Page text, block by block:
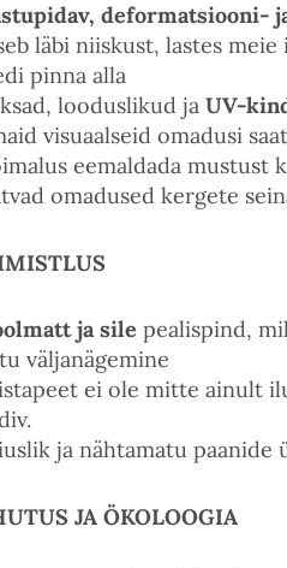
deformatsiooni-
läbi niiskust, lastes
pinna alla
looduslikud ja UV-
visuaalseid omadusi
eemaldada mustust
omadused kergete
ja sile pealispind,
väljanägemine
ei ole mitte ainult
ja nähtamatu paanide
JA ÖKOLOOGIA